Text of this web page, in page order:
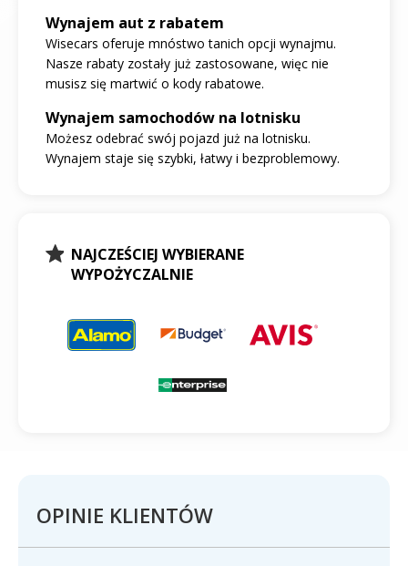
Wynajem aut z rabatem
Wisecars oferuje mnóstwo tanich opcji wynajmu.
Nasze rabaty zostały już zastosowane, więc nie
musisz się martwić o kody rabatowe.
Wynajem samochodów na lotnisku
Możesz odebrać swój pojazd już na lotnisku.
Wynajem staje się szybki, łatwy i bezproblemowy.
NAJCZEŚCIEJ WYBIERANE
WYPOŻYCZALNIE
OPINIE KLIENTÓW